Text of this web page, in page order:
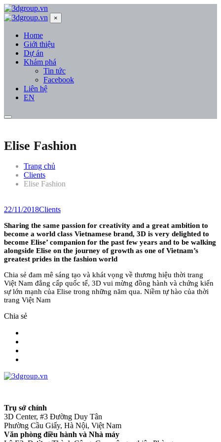
×
Home
Giới thiệu
Dự án
Khám phá
Tin tức
Facebook
Liên hệ
EN
Elise Fashion
Trang chủ
Clients
Elise Fashion
22/11/2018Clients
Sharing the same passion for creativity and a great ambition to
become a world class Vietnamese brand, 3D is very delighted to
become Elise’ companion for the past few years and to be walking
alongside Elise on the journey of growth as one of Vietnam’s
greatest prides in the fashion world
Chia sẻ đam mê sáng tạo và khát vọng về thương hiệu thời trang
Việt Nam đẳng cấp quốc tế, 3D vui mừng đồng hành và chứng kiến
sự lớn mạnh của Elise trong những năm qua. Niềm tự hào của thời
trang Việt Nam
Chia sẻ
Trụ sở chính
3D Center, #3 Đường Duy Tân
Phường Cầu Giấy, Hà Nội, Việt Nam
Văn phòng điều hành và Nhà máy